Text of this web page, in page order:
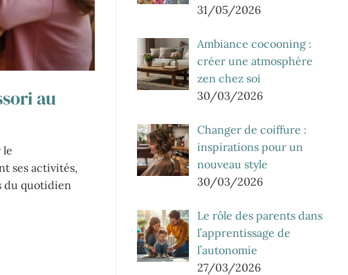
au
le
ses activités,
du quotidien
31/05/2026
Ambiance cocooning :
créer une atmosphère
zen chez soi
30/03/2026
Changer de coiffure :
inspirations pour un
nouveau style
30/03/2026
Le rôle des parents dans
l’apprentissage de
l’autonomie
27/03/2026